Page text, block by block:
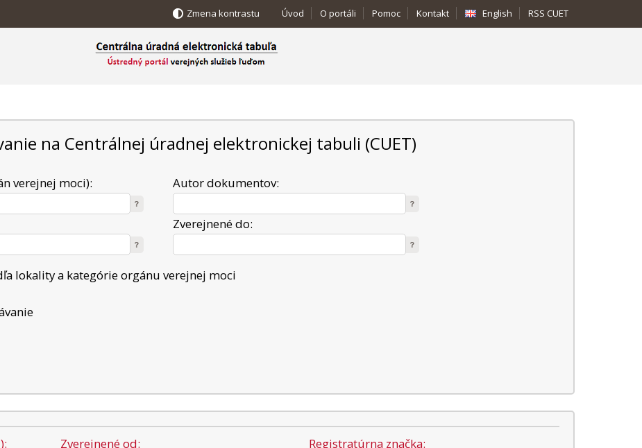
Zmena kontrastu Úvod O portáli Pomoc Kontakt English RSS CUET
na Centrálnej úradnej elektronickej tabuli (CUET)
verejnej moci): Autor dokumentov:
Zverejnené do:
lokality a kategórie orgánu verejnej moci
Zverejnené od: Registratúrna značka: